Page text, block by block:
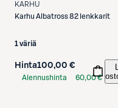
KARHU
Karhu Albatross 82 lenkkarit
1 väriä
Hinta100,00 €
Alennushinta
60,00 €